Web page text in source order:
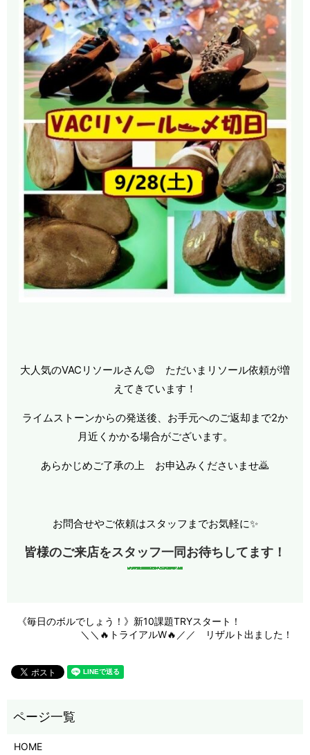
大人気のVACリソールさん😊 ただいまリソール依頼が増
えてきています！
ライムストーンからの発送後、お手元へのご返却まで2か
月近くかかる場合がございます。
あらかじめご了承の上 お申込みくださいませ🙇
お問合せやご依頼はスタッフまでお気軽に✨
皆様のご来店をスタッフ一同お待ちしてます！
《毎日のボルでしょう！》新10課題TRYスタート！
＼＼🔥トライアルW🔥／／ リザルト出ました！
HOME